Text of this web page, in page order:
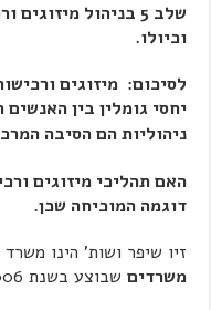
שלב 5 בניהול
וכיולו.
לסיכום: מיזוגים
יחסי גומלין בין
ניהוליות הם הסיבה
האם תהליכי מיזוגים
דוגמה המוכיחה שכן.
זיו שיפר ושות' הינו
משרדים שבוצע בשנת 2006.